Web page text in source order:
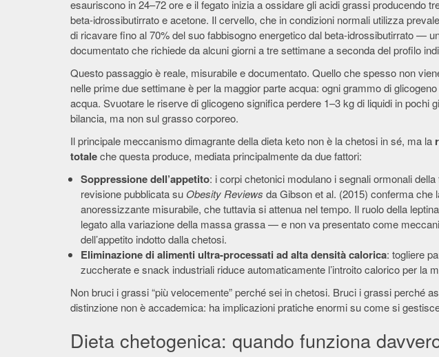
esauriscono in 24–72 ore e il fegato inizia a ossidare gli acidi grassi producendo
beta-idrossibutirrato e acetone. Il cervello, che in condizioni normali utilizza
di ricavare fino al 70% del suo fabbisogno energetico dal beta-idrossibutirrato —
documentato che richiede da alcuni giorni a tre settimane a seconda del profilo
Questo passaggio è reale, misurabile e documentato. Quello che spesso non
nelle prime due settimane è per la maggior parte acqua: ogni grammo di
acqua. Svuotare le riserve di glicogeno significa perdere 1–3 kg di liquidi in pochi
bilancia, ma non sul grasso corporeo.
Il principale meccanismo dimagrante della dieta keto non è la chetosi in sé, ma la
totaleche questa produce, mediata principalmente da due fattori:
Soppressione dell’appetito: i corpi chetonici modulano i segnali ormonali
revisione pubblicata su Obesity Reviews da Gibson et al. (2015) conferma che
anoressizzante misurabile, che tuttavia si attenua nel tempo. Il ruolo della
legato alla variazione della massa grassa — e non va presentato come
dell’appetito indotto dalla chetosi.
Eliminazione di alimenti ultra-processati ad alta densità calorica: togliere
zuccherate e snack industriali riduce automaticamente l’introito calorico per la
Non bruci i grassi “più velocemente” perché sei in chetosi. Bruci i grassi perché
distinzione non è accademica: ha implicazioni pratiche enormi su come si
Dieta chetogenica: quando funziona